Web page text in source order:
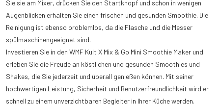
Sie sie am Mixer, drücken Sie den Startknopf und schon in wenigen
Augenblicken erhalten Sie einen frischen und gesunden Smoothie. Die
Reinigung ist ebenso problemlos, da die Flasche und die Messer
spülmaschinengeeignet sind.
Investieren Sie in den WMF Kult X Mix & Go Mini Smoothie Maker und
erleben Sie die Freude an köstlichen und gesunden Smoothies und
Shakes, die Sie jederzeit und überall genießen können. Mit seiner
hochwertigen Leistung, Sicherheit und Benutzerfreundlichkeit wird er
schnell zu einem unverzichtbaren Begleiter in Ihrer Küche werden.